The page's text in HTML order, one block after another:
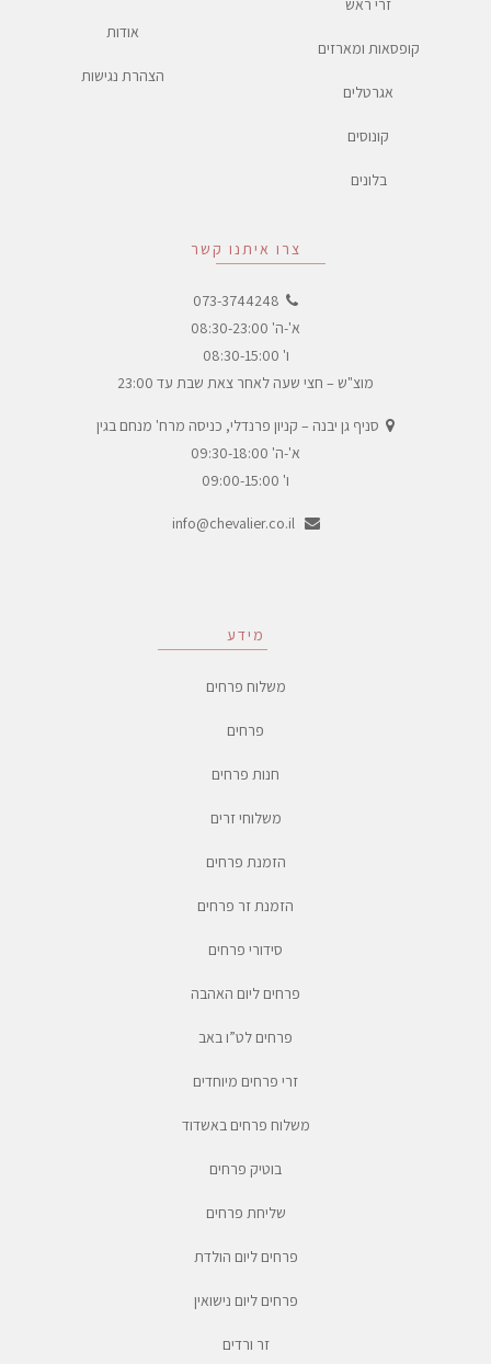
מידע
משלוח פרחים
פרחים
חנות פרחים
משלוחי זרים
הזמנת פרחים
הזמנת זר פרחים
סידורי פרחים
פרחים ליום האהבה
פרחים לט”ו באב
זרי פרחים מיוחדים
משלוח פרחים באשדוד
בוטיק פרחים
שליחת פרחים
פרחים ליום הולדת
פרחים ליום נישואין
זר ורדים
צרו איתנו קשר
073-3744248
א'-ה' 08:30-23:00
ו' 08:30-15:00
מוצ"ש – חצי שעה לאחר צאת שבת עד 23:00
סניף גן יבנה – קניון פרנדלי, כניסה מרח' מנחם בגין
א'-ה' 09:30-18:00
ו' 09:00-15:00
info@chevalier.co.il
זרי ראש
קופסאות ומארזים
אגרטלים
קונוסים
בלונים
אודות
הצהרת נגישות